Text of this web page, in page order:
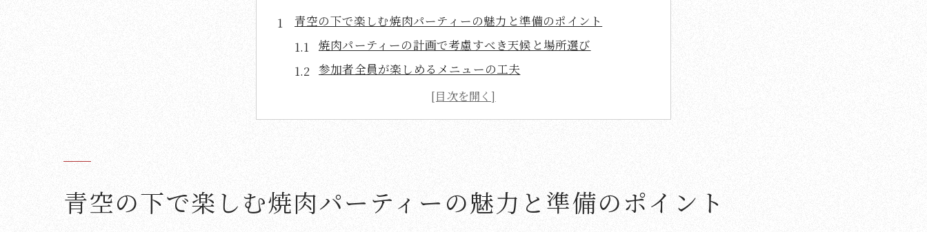
青空の下で楽しむ焼肉パーティーの魅力と準備のポイント
焼肉パーティーの計画で考慮すべき天候と場所選び
参加者全員が楽しめるメニューの工夫
安全で快適な環境を整えるための準備
調理器具と食材の持ち運びに便利なアイデア
野外焼肉の成功を左右する食材選びのコツ
美味しい焼肉を実現する肉の部位と選び方
青空の下で楽しむ焼肉パーティーの魅力と準備のポイント